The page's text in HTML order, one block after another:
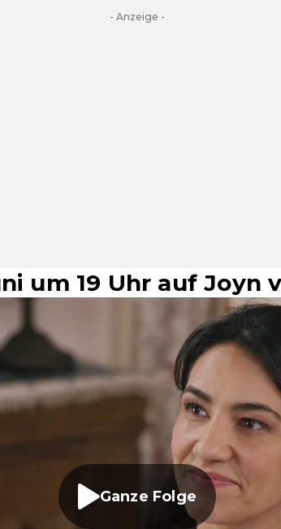
- Anzeige -
um 19 Uhr auf Joyn
Ganze Folge